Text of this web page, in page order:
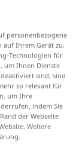
für
personenbezogene
auf Ihrem Gerät zu.
Technologien für
um Ihnen Dienste
sind, sind
so relevant für
um Ihre
indem Sie
der Webseite
Weitere